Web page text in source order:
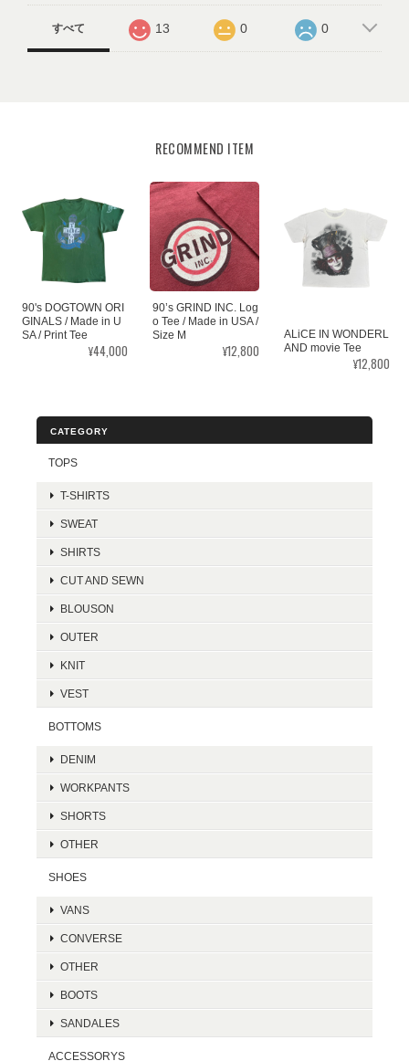
すべて 13 0 0
RECOMMEND ITEM
90's DOGTOWN ORI
GINALS / Made in U
SA / Print Tee
¥44,000
90’s GRIND INC. Log
o Tee / Made in USA /
Size M
¥12,800
ALiCE IN WONDERL
AND movie Tee
¥12,800
CATEGORY
TOPS
T-SHIRTS
SWEAT
SHIRTS
CUT AND SEWN
BLOUSON
OUTER
KNIT
VEST
BOTTOMS
DENIM
WORKPANTS
SHORTS
OTHER
SHOES
VANS
CONVERSE
OTHER
BOOTS
SANDALES
ACCESSORYS